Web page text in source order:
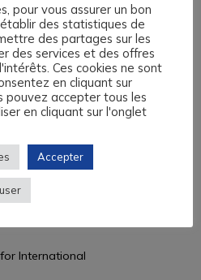
proposons des formations
allemand, italien, langue
éligibles au Compte
fonds de formation des
autres financements
propose un audit
et vous accompagne dans
administratives.
offres
International
pour vous assurer un bon
des statistiques de
des partages sur les
des services et des offres
Ces cookies ne sont
en cliquant sur
pouvez accepter tous les
en cliquant sur l'onglet
Accepter